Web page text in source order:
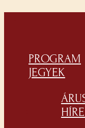
PROGRAM
JEGYEK